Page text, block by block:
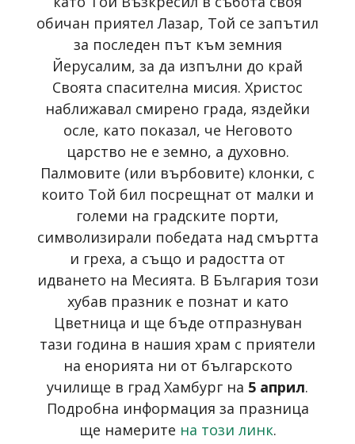
обичан приятел Лазар, Той се запътил
за последен път към земния
Йерусалим, за да изпълни до край
Своята спасителна мисия. Христос
наближавал смирено града, яздейки
осле, като показал, че Неговото
царство не е земно, а духовно.
Палмовите (или върбовите) клонки, с
които Той бил посрещнат от малки и
големи на градските порти,
символизирали победата над смъртта
и греха, а също и радостта от
идването на Месията. В България този
хубав празник е познат и като
Цветница и ще бъде отпразнуван
тази година в нашия храм с приятели
на енорията ни от българското
училище в град Хамбург на 5 април.
Подробна информация за празница
ще намерите на този линк.